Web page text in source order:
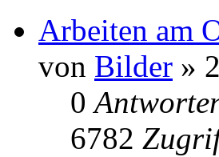
Arbeiten am
von Bilder »
0
6782